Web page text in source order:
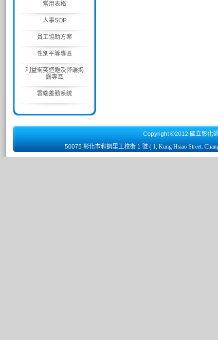
常用表格
人事SOP
員工協助方案
性別平等專區
利益衝突迴避及弊端揭
露專區
雲端差勤系統
Copyright ©2012 國立彰化
50075 彰化市和調里工校街 1 號 ( 1, Kung Hsiao Street,